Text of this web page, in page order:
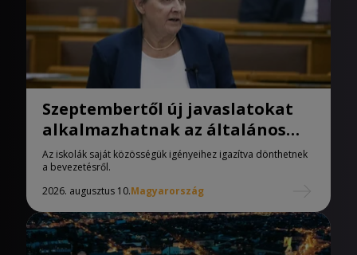
Szeptembertől új javaslatokat
alkalmazhatnak az általános
iskolák
Az iskolák saját közösségük igényeihez igazítva dönthetnek
a bevezetésről.
2026. augusztus 10.Magyarország